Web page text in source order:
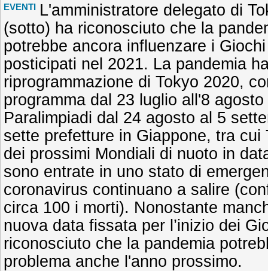
EVENTI L'amministratore delegato di
(sotto) ha riconosciuto che la
potrebbe ancora influenzare i
posticipati nel 2021. La pandemia
riprogrammazione di Tokyo 2020,
programma dal 23 luglio all'8
Paralimpiadi dal 24 agosto al 5
sette prefetture in Giappone, tra
dei prossimi Mondiali di nuoto in
sono entrate in uno stato di
coronavirus continuano a salire
circa 100 i morti). Nonostante
nuova data fissata per l’inizio dei
riconosciuto che la pandemia
problema anche l'anno prossimo.